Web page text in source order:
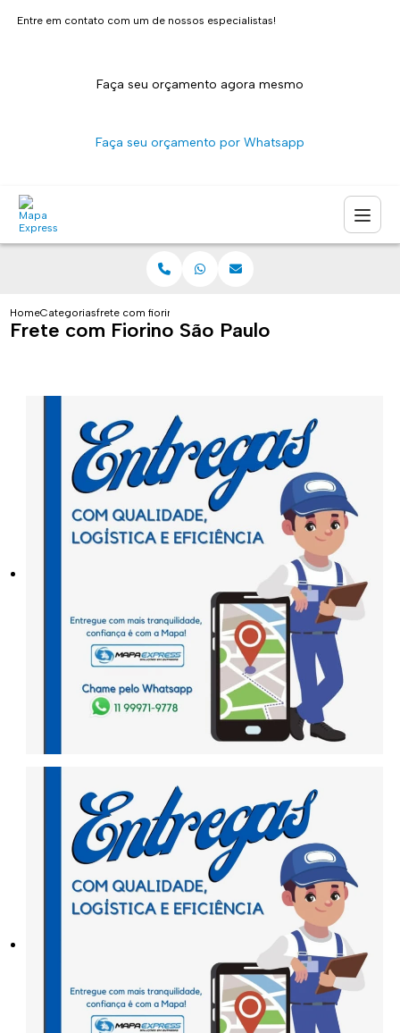
Entre em contato com um de nossos especialistas!
Faça seu orçamento agora mesmo
Faça seu orçamento por Whatsapp
HomeCategoriasfrete com fiorino sao paulo
Frete com Fiorino São Paulo